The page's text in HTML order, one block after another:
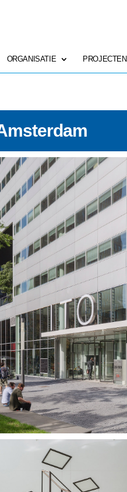
ORGANISATIE PROJECTEN